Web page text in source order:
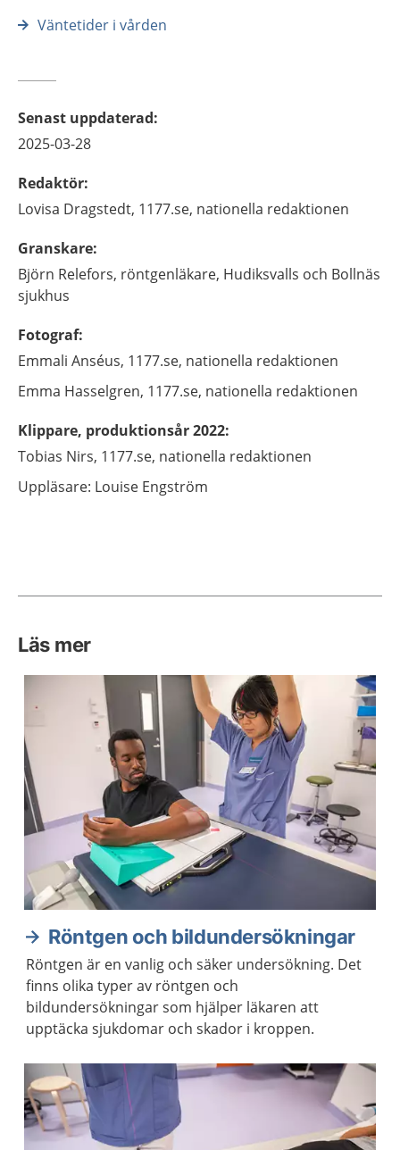
Väntetider i vården
Senast uppdaterad:
2025-03-28
Redaktör:
Lovisa Dragstedt, 1177.se, nationella redaktionen
Granskare:
Björn Relefors, röntgenläkare, Hudiksvalls och Bollnäs
sjukhus
Fotograf:
Emmali Anséus, 1177.se, nationella redaktionen
Emma Hasselgren, 1177.se, nationella redaktionen
Klippare, produktionsår 2022:
Tobias Nirs, 1177.se, nationella redaktionen
Uppläsare: Louise Engström
Läs mer
Röntgen och bildundersökningar
Röntgen är en vanlig och säker undersökning. Det
finns olika typer av röntgen och
bildundersökningar som hjälper läkaren att
upptäcka sjukdomar och skador i kroppen.